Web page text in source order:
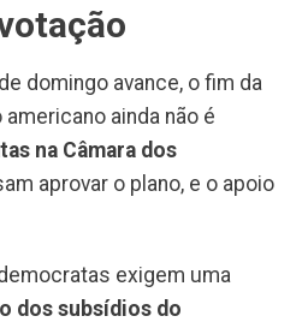
domingo avance, o fim da
ainda não é
na Câmara dos
aprovar o plano, e o apoio
exigem uma
dos subsídios do